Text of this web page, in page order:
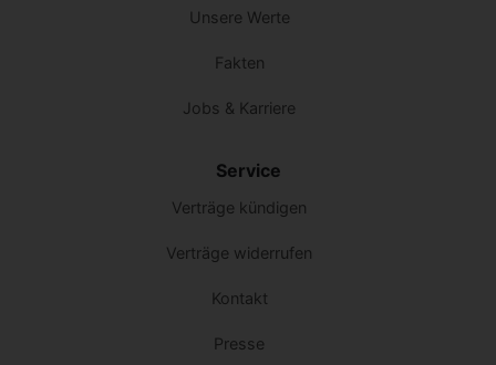
Unsere Werte
Fakten
Jobs & Karriere
Service
Verträge kündigen
Verträge widerrufen
Kontakt
Presse